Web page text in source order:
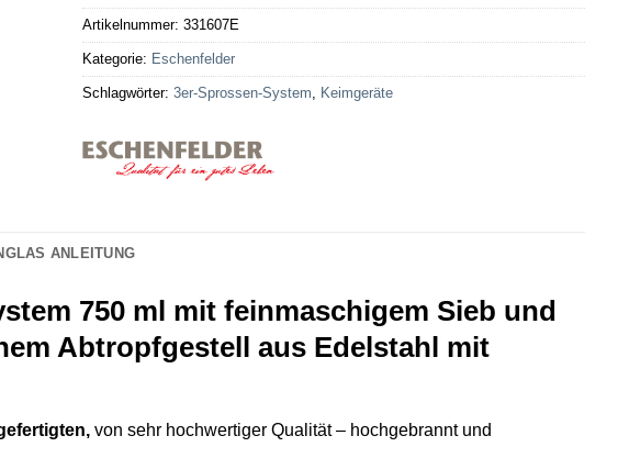
Artikelnummer: 331607E
Kategorie: Eschenfelder
Schlagwörter: 3er-Sprossen-System Keimgeräte
ANLEITUNG
750 ml mit feinmaschigem Sieb und
Abtropfgestell aus Edelstahl mit
von sehr hochwertiger Qualität – hochgebrannt und